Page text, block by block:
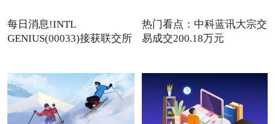
每日消息!INTL
GENIUS(00033)接获联交所
热门看点：中科蓝讯大宗交
易成交200.18万元